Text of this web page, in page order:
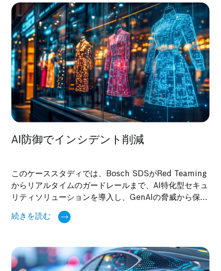
AI防御でインシデント削減
このケーススタディでは、Bosch SDSがRed Teaming
からリアルタイムのガードレールまで、AI特化型セキュ
リティソリューションを導入し、GenAIの脅威から保護
しながら安全でスケーラブルなIndustry 4.0の採用を実
現した事例をご紹介します。
続きを読む